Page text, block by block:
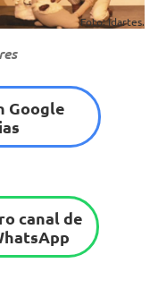
Foto: Idartes.
Google
canal de